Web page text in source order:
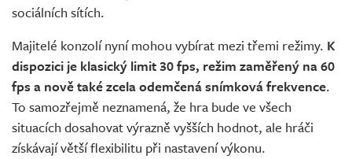
sociálních sítích.
Majitelé konzolí nyní mohou vybírat mezi třemi režimy. K
dispozici je klasický limit 30 fps, režim zaměřený na 60
fps a nově také zcela odemčená snímková frekvence.
To samozřejmě neznamená, že hra bude ve všech
situacích dosahovat výrazně vyšších hodnot, ale hráči
získávají větší flexibilitu při nastavení výkonu.